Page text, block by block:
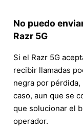
No puedo
Razr 5G
Si el Razr 5G
recibir llamadas
negra por
caso, aun que se
que solucionar el
operador.